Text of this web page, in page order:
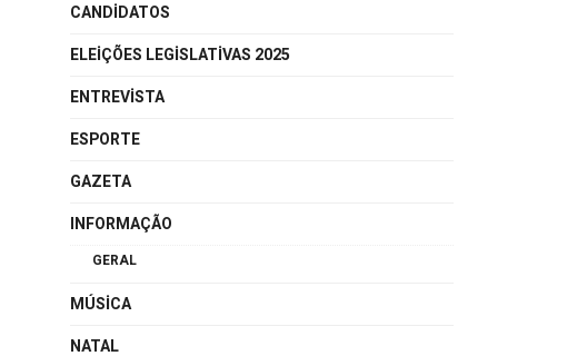
CANDIDATOS
ELEIÇÕES LEGISLATIVAS 2025
ENTREVISTA
ESPORTE
GAZETA
INFORMAÇÃO
GERAL
MÚSICA
NATAL